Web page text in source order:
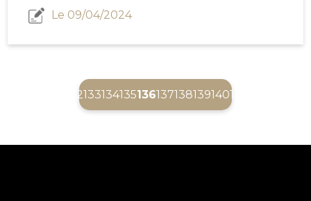
Le 09/04/2024
132133134135136(current)
137138139140141